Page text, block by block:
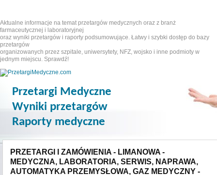
Aktualne informacje na temat przetargów medycznych oraz z branż
farmaceutycznej i laboratoryjnej
oraz wyniki przetargów i raporty podsumowujące. Łatwy i szybki dostęp do bazy
przetargów
organizowanych przez szpitale, uniwersytety, NFZ, wojsko i inne podmioty w
jednym miejscu. Sprawdź!
Przetargi Medyczne
Wyniki przetargów
Raporty medyczne
PRZETARGI I ZAMÓWIENIA - LIMANOWA -
MEDYCZNA, LABORATORIA, SERWIS, NAPRAWA,
AUTOMATYKA PRZEMYSŁOWA, GAZ MEDYCZNY -